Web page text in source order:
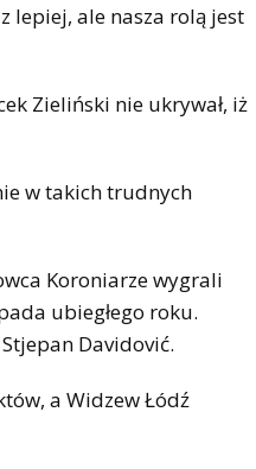
lepiej, ale nasza rolą jest
Zieliński nie ukrywał, iż
w takich trudnych
Koroniarze wygrali
ubiegłego roku.
Davidović.
a Widzew Łódź